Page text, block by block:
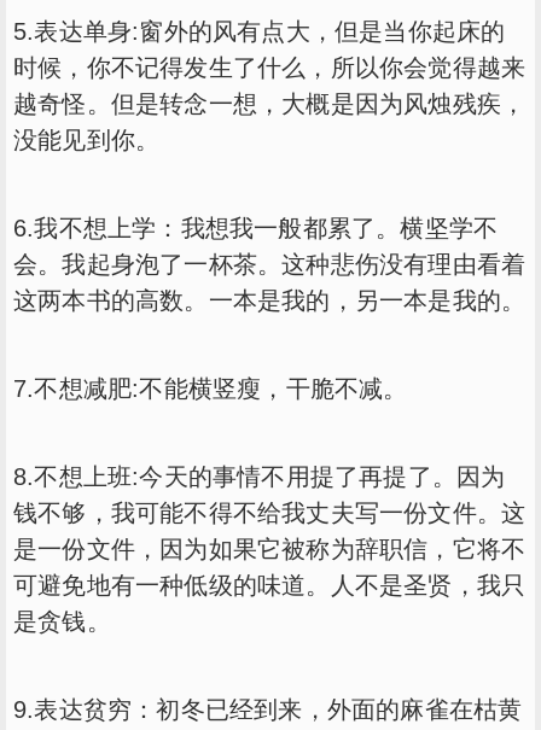
5.表达单身:窗外的风有点大，但是当你起床的
时候，你不记得发生了什么，所以你会觉得越来
越奇怪。但是转念一想，大概是因为风烛残疾，
没能见到你。
6.我不想上学：我想我一般都累了。横坚学不
会。我起身泡了一杯茶。这种悲伤没有理由看着
这两本书的高数。一本是我的，另一本是我的。
7.不想减肥:不能横竖瘦，干脆不减。
8.不想上班:今天的事情不用提了再提了。因为
钱不够，我可能不得不给我丈夫写一份文件。这
是一份文件，因为如果它被称为辞职信，它将不
可避免地有一种低级的味道。人不是圣贤，我只
是贪钱。
9.表达贫穷：初冬已经到来，外面的麻雀在枯黄